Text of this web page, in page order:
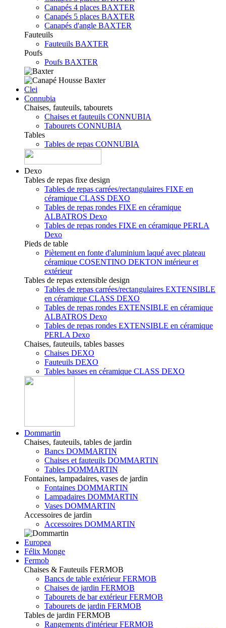
Canapés 4 places BAXTER
Canapés 5 places BAXTER
Canapés d'angle BAXTER
Fauteuils
Fauteuils BAXTER
Poufs
Poufs BAXTER
Clei
Connubia
Chaises, fauteuils, tabourets
Chaises et fauteuils CONNUBIA
Tabourets CONNUBIA
Tables
Tables de repas CONNUBIA
Dexo
Tables de repas fixe design
Tables de repas carrées/rectangulaires FIXE en
céramique CLASS DEXO
Tables de repas rondes FIXE en céramique
ALBATROS Dexo
Tables de repas rondes FIXE en céramique PERLA
Dexo
Pieds de table
Piètement en fonte d'aluminium laqué avec plateau
céramique COSENTINO DEKTON intérieur et
extérieur
Tables de repas extensible design
Tables de repas carrées/rectangulaires EXTENSIBLE
en céramique CLASS DEXO
Tables de repas rondes EXTENSIBLE en céramique
ALBATROS Dexo
Tables de repas rondes EXTENSIBLE en céramique
PERLA Dexo
Chaises, fauteuils, tables basses
Chaises DEXO
Fauteuils DEXO
Tables basses en céramique CLASS DEXO
Dommartin
Chaises, fauteuils, tables de jardin
Bancs DOMMARTIN
Chaises et fauteuils DOMMARTIN
Tables DOMMARTIN
Fontaines, lampadaires, vases de jardin
Fontaines DOMMARTIN
Lampadaires DOMMARTIN
Vases DOMMARTIN
Accessoires de jardin
Accessoires DOMMARTIN
Europea
Félix Monge
Fermob
Chaises & Fauteuils FERMOB
Bancs de table extérieur FERMOB
Chaises de jardin FERMOB
Tabourets de bar extérieur FERMOB
Tabourets de jardin FERMOB
Tables de jardin FERMOB
Rangements d'intérieur FERMOB